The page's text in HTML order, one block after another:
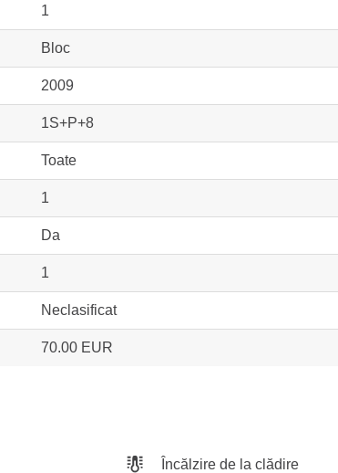
1
Bloc
2009
1S+P+8
Toate
1
Da
1
Neclasificat
70.00 EUR
Încălzire de la clădire